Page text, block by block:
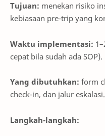
Tujuan: menekan risiko
kebiasaan pre-trip yang
Waktu implementasi:
cepat bila sudah ada SOP).
Yang dibutuhkan: form
check-in, dan jalur eskalasi.
Langkah-langkah: